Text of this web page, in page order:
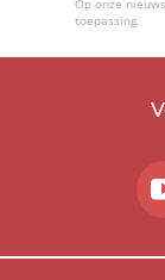
Op onze
toepassing.